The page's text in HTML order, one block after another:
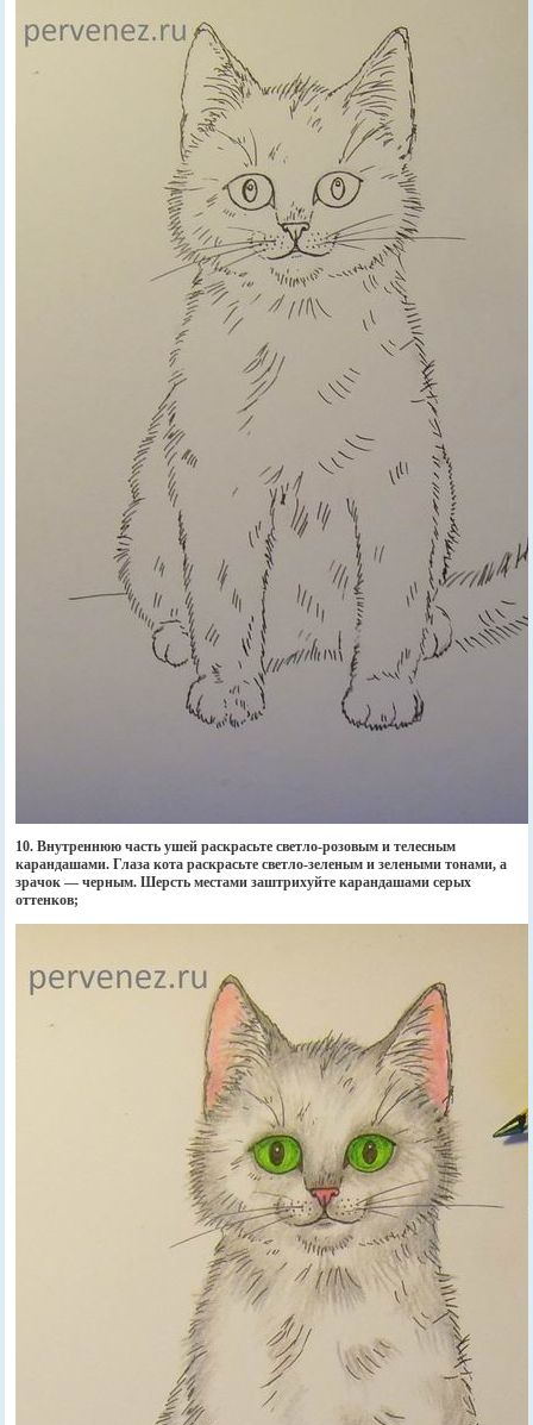
10. Внутреннюю часть ушей раскрасьте светло-розовым и телесным
карандашами. Глаза кота раскрасьте светло-зеленым и зелеными тонами, а
зрачок — черным. Шерсть местами заштрихуйте карандашами серых
оттенков;